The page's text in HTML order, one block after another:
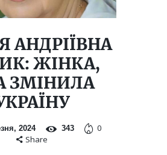
АНДРІЇВНА
ЖІНКА,
ЗМІНИЛА
2024 343
0
Share